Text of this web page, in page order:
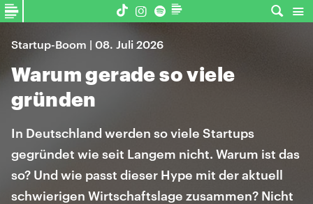
Startup-Boom | 08. Juli 2026
Warum gerade so viele
gründen
In Deutschland werden so viele Startups
gegründet wie seit Langem nicht. Warum ist das
so? Und wie passt dieser Hype mit der aktuell
schwierigen Wirtschaftslage zusammen? Nicht